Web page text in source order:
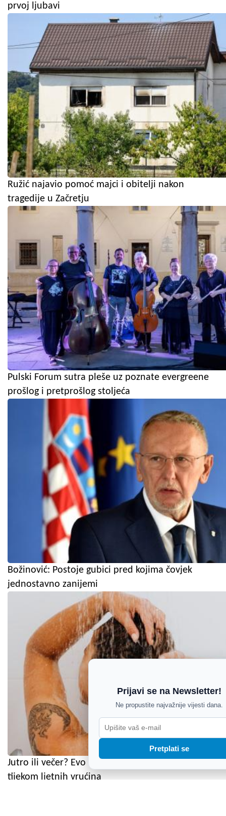
prvoj ljubavi
Ružić najavio pomoć majci i obitelji nakon
tragedije u Začretju
Pulski Forum sutra pleše uz poznate evergreene
prošlog i pretprošlog stoljeća
Božinović: Postoje gubici pred kojima čovjek
jednostavno zanijemi
Jutro ili večer? Evo kada je najbolje tuširati se
tijekom ljetnih vrućina
Prijavi se na Newsletter!
Ne propustite najvažnije vijesti dana.
Pretplati se